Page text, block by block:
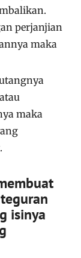
perjanjian
maka
maka
isinya